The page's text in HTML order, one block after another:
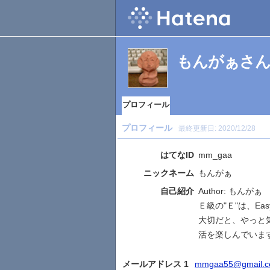
もんがぁさ
プロフィール
プロフィール 最終更新日: 2020/12/28
はてなID mm_gaa
ニックネーム もんがぁ
自己紹介 Author: もんがぁ
Ｅ級の"Ｅ"は、
大切だと、やっと
活を楽しんでいま
メールアドレス 1